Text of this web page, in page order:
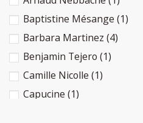
Baptistine Mésange (1)
Barbara Martinez (4)
Benjamin Tejero (1)
Camille Nicolle (1)
Capucine (1)